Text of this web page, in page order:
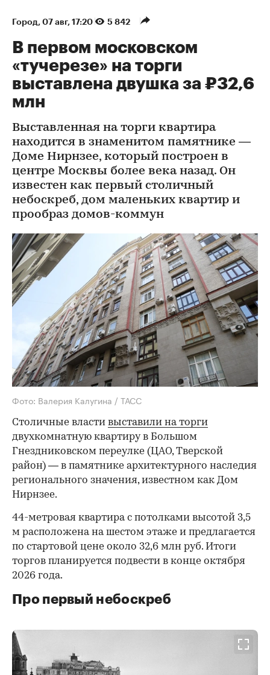
Город 07 авг, 17:20 5 842
В первом московском
«тучерезе» на торги
выставлена двушка за ₽32,6
млн
Выставленная на торги квартира
находится в знаменитом памятнике —
Доме Нирнзее, который построен в
центре Москвы более века назад. Он
известен как первый столичный
небоскреб, дом маленьких квартир и
прообраз домов-коммун
Фото: Валерия Калугина / ТАСС
Столичные власти выставили на торги
двухкомнатную квартиру в Большом
Гнездниковском переулке (ЦАО, Тверской
район) — в памятнике архитектурного наследия
регионального значения, известном как Дом
Нирнзее.
44-метровая квартира с потолками высотой 3,5
м расположена на шестом этаже и предлагается
по стартовой цене около 32,6 млн руб. Итоги
торгов планируется подвести в конце октября
2026 года.
Про первый небоскреб